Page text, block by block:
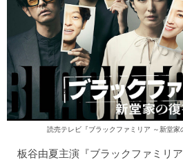
読売テレビ『ブラックファミリア ～新堂家
板谷由夏主演『ブラックファミリ